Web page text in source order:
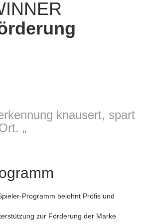
knausert, spart
„
Programm belohnt Profis und
zur Förderung der Marke